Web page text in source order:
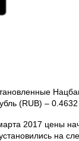
(RUB) – 0.4632
2017 цены
на